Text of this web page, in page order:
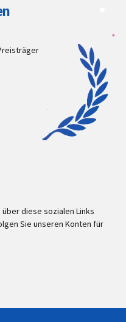
über diese sozialen Links
Sie unseren Konten für